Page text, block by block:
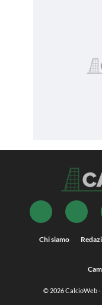
Chi siamo
© 2026CalcioWeb-